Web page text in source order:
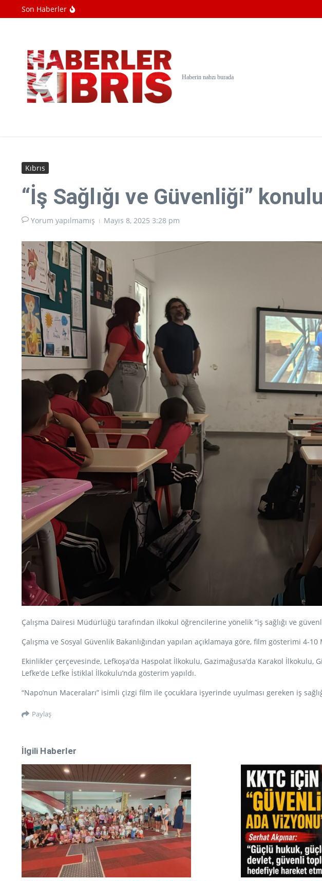
İçeriğe atlaSon Haberler
Haberin nabzı burada
Kıbrıs
“İş Sağlığı ve Güvenliği”
Yorum yapılmamış Mayıs 8, 2025 3:28 pm
Çalışma Dairesi Müdürlüğü tarafından ilkokul öğrencilerine yönelik “iş sağlığı ve
Çalışma ve Sosyal Güvenlik Bakanlığından yapılan açıklamaya göre, film gösterimi 4-10
Ekinlikler çerçevesinde, Lefkoşa’da Haspolat İlkokulu, Gazimağusa’da Karakol
Lefke’de Lefke İstiklal İlkokulu’nda gösterim yapıldı.
“Napo’nun Maceraları” isimli çizgi film ile çocuklara işyerinde uyulması gereken iş
Paylaş
İlgili Haberler